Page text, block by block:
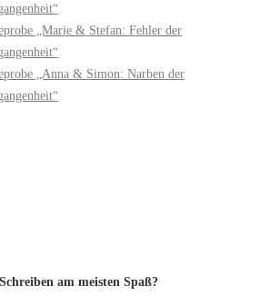
„Marie & Stefan: Fehler der
„Anna & Simon: Narben der
am meisten Spaß?